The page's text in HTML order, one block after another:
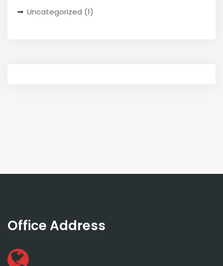
Uncategorized (1)
Office Address